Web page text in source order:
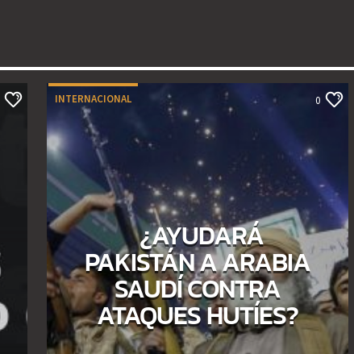
INTERNACIONAL 0
¿AYUDARÁ
PAKISTÁN A ARABIA
SAUDÍ CONTRA
ATAQUES HUTÍES?